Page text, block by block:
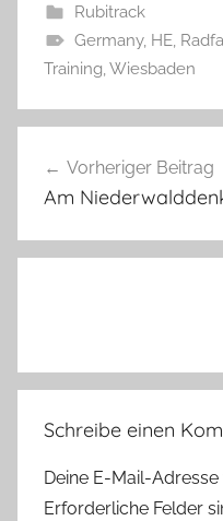
Rubitrack
Germany, HE,
Training,Wiesbaden
Vorheriger Beitrag
Am
Schreibe einen
Deine E-Mail-
Erforderliche Felder